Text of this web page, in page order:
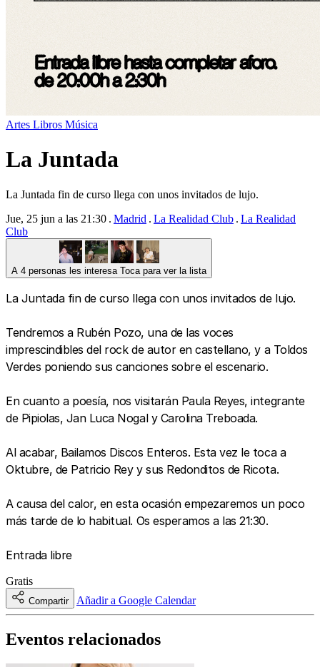
Artes Libros Música
La Juntada
La Juntada fin de curso llega con unos invitados de lujo.
Jue, 25 jun a las 21:30 Madrid La Realidad Club La Realidad
Club
A 4 personas les interesa Toca para ver la lista
La Juntada fin de curso llega con unos invitados de lujo.
Tendremos a Rubén Pozo, una de las voces
imprescindibles del rock de autor en castellano, y a Toldos
Verdes poniendo sus canciones sobre el escenario.
En cuanto a poesía, nos visitarán Paula Reyes, integrante
de Pipiolas, Jan Luca Nogal y Carolina Treboada.
Al acabar, Bailamos Discos Enteros. Esta vez le toca a
Oktubre, de Patricio Rey y sus Redonditos de Ricota.
A causa del calor, en esta ocasión empezaremos un poco
más tarde de lo habitual. Os esperamos a las 21:30.
Entrada libre
Gratis
Compartir Añadir a Google Calendar
Eventos relacionados